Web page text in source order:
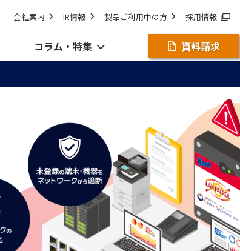
会社案内 IR情報 製品ご利用中の方 採用情報
コラム・特集 資料請求